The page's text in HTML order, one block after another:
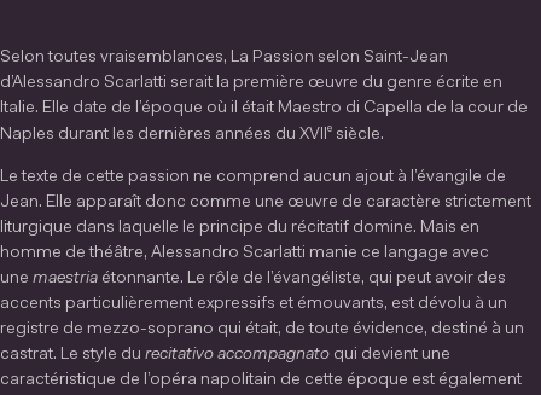
Selon toutes vraisemblances, La Passion selon Saint-Jean
d’Alessandro Scarlatti serait la première œuvre du genre écrite en
Italie. Elle date de l’époque où il était Maestro di Capella de la cour de
Naples durant les dernières années du XVII
e siècle.
Le texte de cette passion ne comprend aucun ajout à l’évangile de
Jean. Elle apparaît donc comme une œuvre de caractère strictement
liturgique dans laquelle le principe du récitatif domine. Mais en
homme de théâtre, Alessandro Scarlatti manie ce langage avec
une maestria étonnante. Le rôle de l’évangéliste, qui peut avoir des
accents particulièrement expressifs et émouvants, est dévolu à un
registre de mezzo-soprano qui était, de toute évidence, destiné à un
castrat. Le style du recitativo accompagnato qui devient une
caractéristique de l’opéra napolitain de cette époque est également